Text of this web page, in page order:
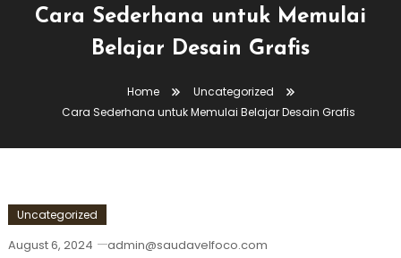
Cara Sederhana untuk Memulai
Belajar Desain Grafis
Home
Uncategorized
Cara Sederhana untuk Memulai Belajar Desain Grafis
Uncategorized
August 6, 2024 admin@saudavelfoco.com